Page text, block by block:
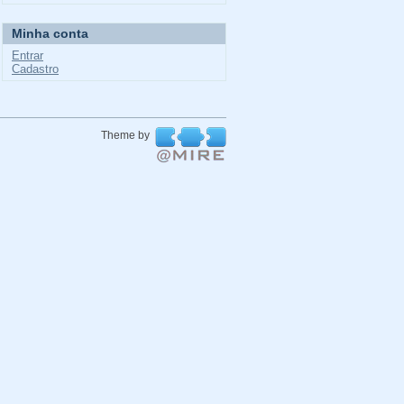
Minha conta
Entrar
Cadastro
Theme by